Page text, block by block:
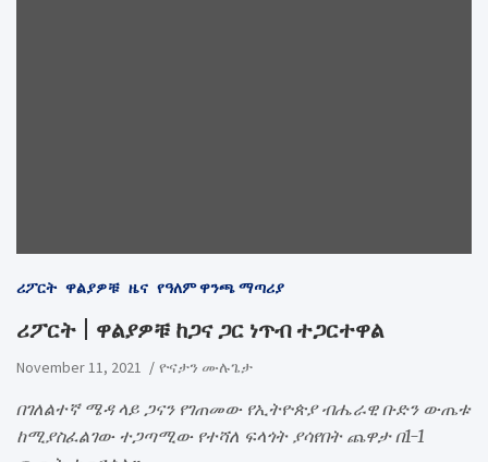
ሪፖርት ዋልያዎቹ ዜና የዓለም ዋንጫ ማጣሪያ
ሪፖርት | ዋልያዎቹ ከጋና ጋር ነጥብ ተጋርተዋል
November 11, 2021 ዮናታን ሙሉጌታ
በገለልተኛ ሜዳ ላይ ጋናን የገጠመው የኢትዮጵያ ብሔራዊ ቡድን ውጤቱ
ከሚያስፈልገው ተጋጣሚው የተሻለ ፍላጎት ያሳየበት ጨዋታ በ1-1